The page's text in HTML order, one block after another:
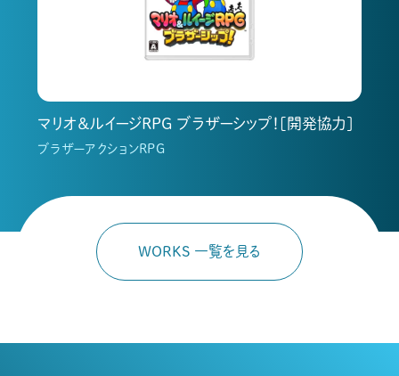
マリオ＆ルイージRPG ブラザーシップ！[開発協力]
ブラザーアクションRPG
WORKS 一覧を見る